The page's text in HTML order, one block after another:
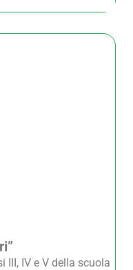
III, IV e V della scuola